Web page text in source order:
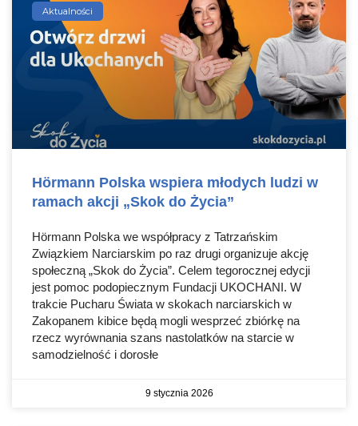
Aktualności
Hörmann Polska wspiera młodych ludzi w
ramach akcji „Skok do Życia”
Hörmann Polska we współpracy z Tatrzańskim
Związkiem Narciarskim po raz drugi organizuje akcję
społeczną „Skok do Życia”. Celem tegorocznej edycji
jest pomoc podopiecznym Fundacji UKOCHANI. W
trakcie Pucharu Świata w skokach narciarskich w
Zakopanem kibice będą mogli wesprzeć zbiórkę na
rzecz wyrównania szans nastolatków na starcie w
samodzielność i dorosłe
9 stycznia 2026